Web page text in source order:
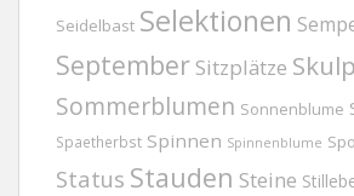
Seidelbast Selektionen
September Sitzplätze
Sommerblumen Sonnenblume
Spaetherbst Spinnen Spinnenblume
Status Stauden Steine